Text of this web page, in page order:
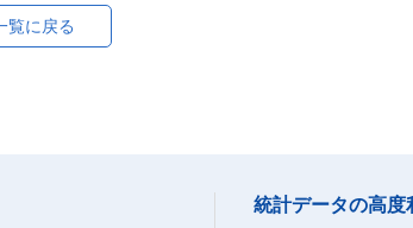
覧に戻る
統計データの高度